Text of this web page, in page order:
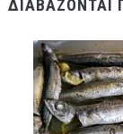
ΔΙΑΒΆΖΟΝΤΑΙ